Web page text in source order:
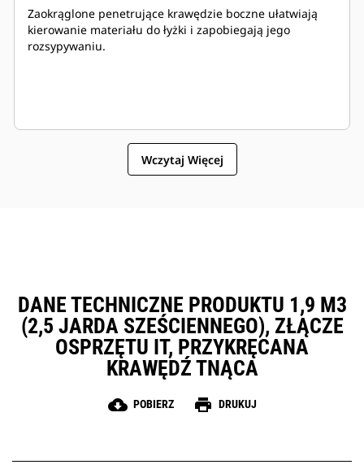
Zaokrąglone penetrujące krawędzie boczne ułatwiają
kierowanie materiału do łyżki i zapobiegają jego
rozsypywaniu.
Wczytaj Więcej
DANE TECHNICZNE PRODUKTU 1,9 M3
(2,5 JARDA SZEŚCIENNEGO), ZŁĄCZE
OSPRZĘTU IT, PRZYKRĘCANA
KRAWĘDŹ TNĄCA
cloud_download POBIERZ print DRUKUJ